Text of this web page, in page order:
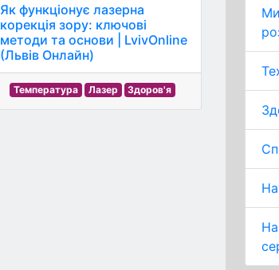
Як функціонує лазерна
корекція зору: ключові
методи та основи | LvivOnline
(Львів Онлайн)
Температура Лазер Здоров'я